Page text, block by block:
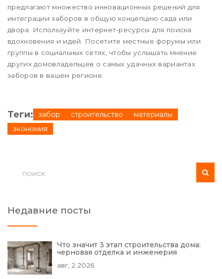
предлагают множество инновационных решений для
интеграции заборов в общую концепцию сада или
двора. Используйте интернет-ресурсы для поиска
вдохновения и идей. Посетите местные форумы или
группы в социальных сетях, чтобы услышать мнение
других домовладельцев о самых удачных вариантах
заборов в вашем регионе.
Теги: забор строительство
материалы
экономия
Недавние посты
Что значит 3 этап строительства дома:
черновая отделка и инженерия
авг, 2 2026